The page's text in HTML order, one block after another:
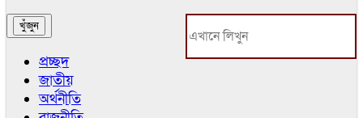
প্রচ্ছদ
জাতীয়
অর্থনীতি